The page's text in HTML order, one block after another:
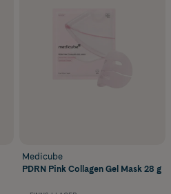
Medicube
PDRN Pink Collagen Gel Mask 28 g